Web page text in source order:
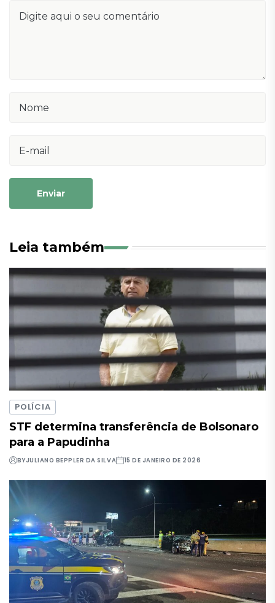
Enviar
Leia também
POLÍCIA
STF determina transferência de Bolsonaro
para a Papudinha
BYJULIANO BEPPLER DA SILVA 15 DE JANEIRO DE 2026